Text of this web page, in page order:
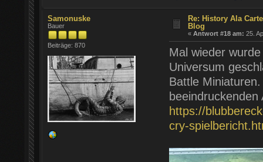
Samonuske
Bauer
Beiträge: 870
Re: History Ála
Blog
«Antwort #18 am: 25.
Mal wieder
Universum
Battle
https://
cry-